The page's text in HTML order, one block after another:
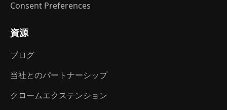
Consent Preferences
資源
ブログ
当社とのパートナーシップ
クロームエクステンション